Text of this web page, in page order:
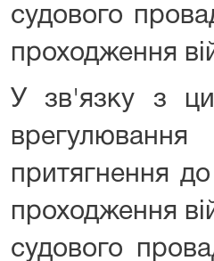
судового
проходження
У зв'язку з
врегулювання
притягнення до
проходження
судового